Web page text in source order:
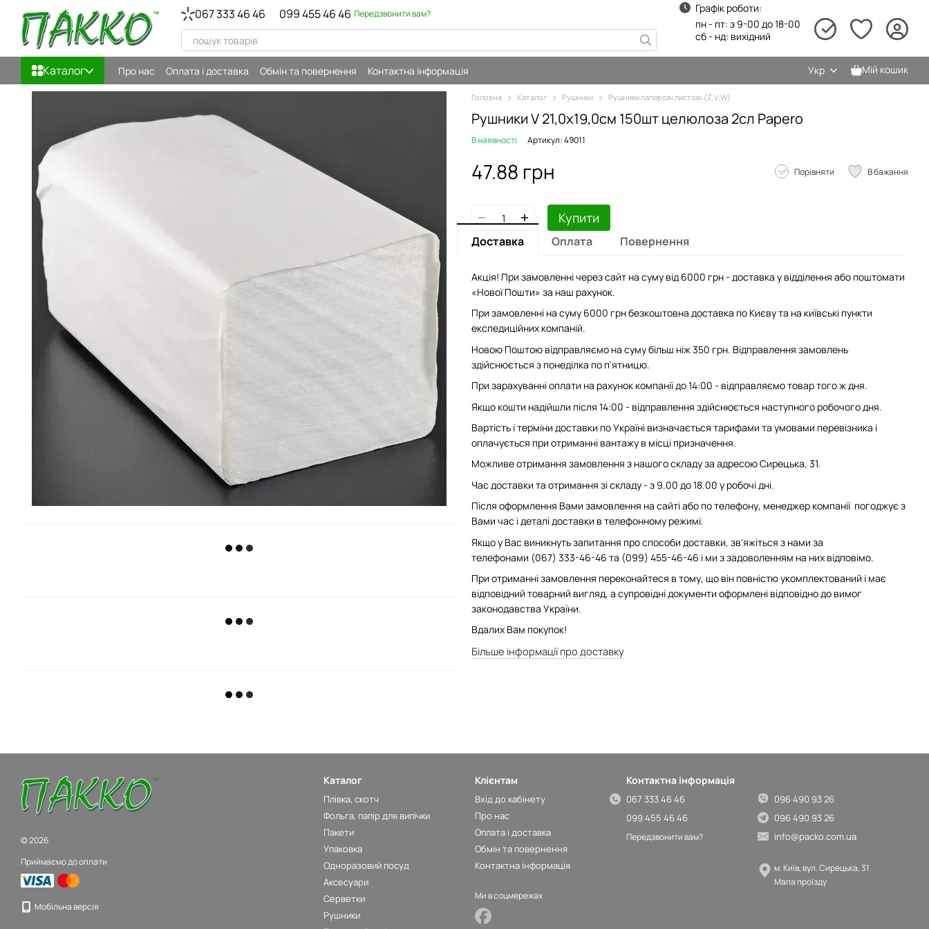
Перейти до основного контенту 067 333 46 46 099 455 46 46 Передзвонити вам?
Графік роботи:
пн - пт: з 9-00 до 18-00
сб - нд: вихідний
Каталог Про нас Оплата і доставка Обмін та повернення Контактна інформація Укр Мій кошик
Головна Каталог Рушники Рушники паперові листові (Z,V,W)
Рушники V 21,0х19,0см 150шт целюлоза 2сл Papero
В наявності Артикул: 49011
47.88 грн Порівняти В бажання
Купити
Доставка Оплата Повернення
Акція! При замовленні через сайт на суму від 6000 грн - доставка у відділення або поштомати
«Нової Пошти» за наш рахунок.
При замовленні на суму 6000 грн безкоштовна доставка по Києву та на київські пункти
експедиційних компаній.
Новою Поштою відправляємо на суму більш ніж 350 грн. Відправлення замовлень
здійснюється з понеділка по п'ятницю.
При зарахуванні оплати на рахунок компанії до 14:00 - відправляємо товар того ж дня.
Якщо кошти надійшли після 14:00 - відправлення здійснюється наступного робочого дня.
Вартість і терміни доставки по Україні визначається тарифами та умовами перевізника і
оплачується при отриманні вантажу в місці призначення.
Можливе отримання замовлення з нашого складу за адресою Сирецька, 31.
Час доставки та отримання зі складу - з 9.00 до 18.00 у робочі дні.
Після оформлення Вами замовлення на сайті або по телефону, менеджер компанії погоджує з
Вами час і деталі доставки в телефонному режимі.
Якщо у Вас виникнуть запитання про способи доставки, зв'яжіться з нами за
телефонами (067) 333-46-46 та (099) 455-46-46 і ми з задоволенням на них відповімо.
При отриманні замовлення переконайтеся в тому, що він повністю укомплектований і має
відповідний товарний вигляд, а супровідні документи оформлені відповідно до вимог
законодавства України.
Вдалих Вам покупок!
Більше інформації про доставку
© 2026
Приймаємо до оплати
Мобільна версія
Каталог
Плівка, скотч
Фольга, папір для випічки
Пакети
Упаковка
Одноразовий посуд
Аксесуари
Серветки
Рушники
Клієнтам
Вхід до кабінету
Про нас
Оплата і доставка
Обмін та повернення
Контактна інформація
Ми в соцмережах
Контактна інформація
067 333 46 46
099 455 46 46
Передзвонити вам?
096 490 93 26
096 490 93 26
info@packo.com.ua
м. Київ, вул. Сирецька, 31
Мапа проїзду